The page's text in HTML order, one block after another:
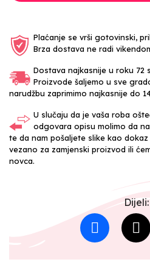
Plaćanje se vrši gotovinski,
Brza dostava ne radi
Dostava najkasnije u roku 72
Proizvode šaljemo u sve
narudžbu zaprimimo najkasnije do
U slučaju da je vaša roba
odgovara opisu molimo da
te da nam pošaljete slike kao
vezano za zamjenski proizvod ili
novca.
Dijeli: